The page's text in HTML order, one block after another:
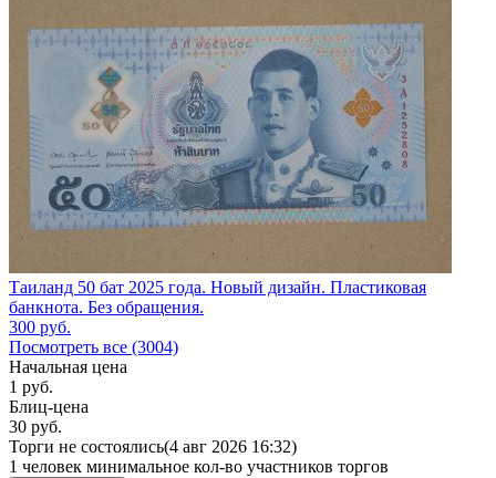
Таиланд 50 бат 2025 года. Новый дизайн. Пластиковая
банкнота. Без обращения.
300 руб.
Посмотреть все (3004)
Начальная цена
1 руб.
Блиц-цена
30 руб.
Торги не состоялись(4 авг 2026 16:32)
1 человек минимальное кол-во участников торгов